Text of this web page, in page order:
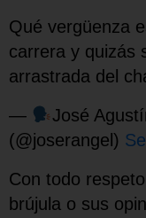
Qué vergüenza
carrera y
arrastrada del
—
José
(@joserangel)
Con todo
brújula o sus